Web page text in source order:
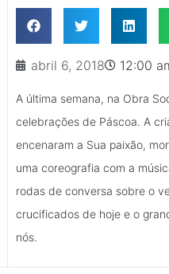
abril 6, 2018 12:00
A última semana, na Obra
celebrações de Páscoa. A
encenaram a Sua paixão,
uma coreografia com a
rodas de conversa sobre o
crucificados de hoje e o
nós.